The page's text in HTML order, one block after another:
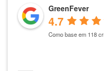
GreenFever
4.7
Como base em 118